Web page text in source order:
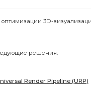
3D-
решения:
Render Pipeline (URP)